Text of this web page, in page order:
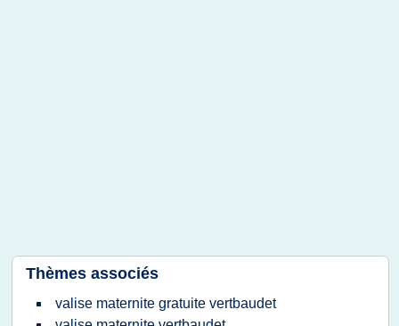
Thèmes associés
valise maternite gratuite vertbaudet